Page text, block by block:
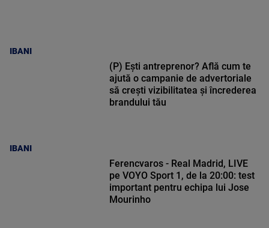
IBANI
IBANI
(P) Ești antreprenor? Află cum te
ajută o campanie de advertoriale
să crești vizibilitatea și încrederea
brandului tău
Ferencvaros - Real Madrid, LIVE
pe VOYO Sport 1, de la 20:00: test
important pentru echipa lui Jose
Mourinho